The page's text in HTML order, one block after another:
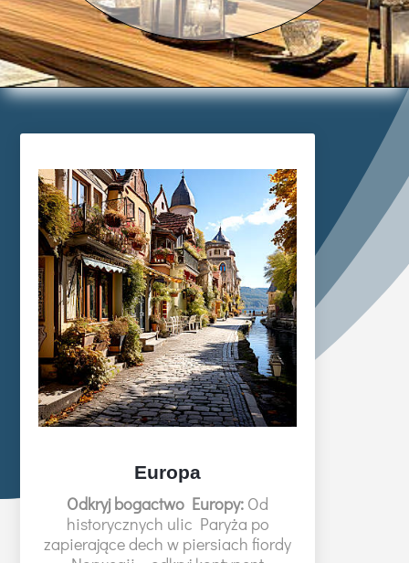
Europa
Odkryj bogactwo Europy: Od
historycznych ulic Paryża po
zapierające dech w piersiach fiordy